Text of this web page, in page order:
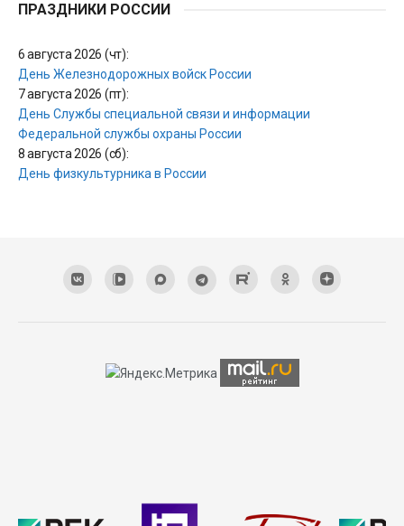
ПРАЗДНИКИ РОССИИ
6 августа 2026 (чт):
День Железнодорожных войск России
7 августа 2026 (пт):
День Службы специальной связи и информации
Федеральной службы охраны России
8 августа 2026 (сб):
День физкультурника в России